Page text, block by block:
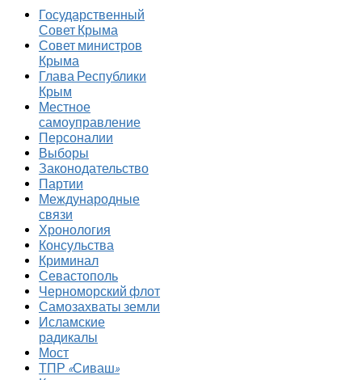
Государственный
Совет Крыма
Совет министров
Крыма
Глава Республики
Крым
Местное
самоуправление
Персоналии
Выборы
Законодательство
Партии
Международные
связи
Хронология
Консульства
Криминал
Севастополь
Черноморский флот
Самозахваты земли
Исламские
радикалы
Мост
ТПР «Сиваш»